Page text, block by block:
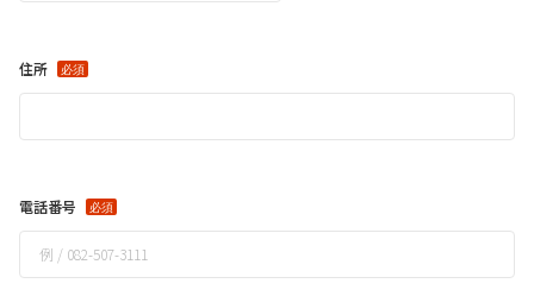
住所
電話番号